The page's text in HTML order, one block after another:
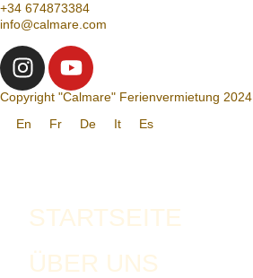
+34 674873384
info@calmare.com
Copyright "Calmare" Ferienvermietung 2024
En
Fr De It Es
STARTSEITE
ÜBER UNS